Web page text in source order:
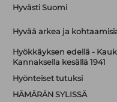
Hyvästi Suomi
Hyvää arkea ja
Hyökkäyksen edellä -
Kannaksella kesällä 1941
Hyönteiset tutuksi
HÄMÄRÄN SYLISSÄ